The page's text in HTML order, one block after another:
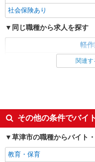
社会保険あり
同じ職種から求人を探す
軽
交通費支給
関連
その他の条件でバイ
草津市の職種からバイト
教育・保育